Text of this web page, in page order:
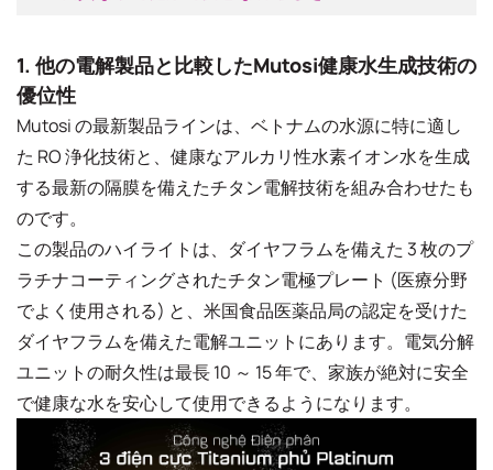
1. 他の電解製品と比較したMutosi健康水生成技術の
優位性
Mutosi の最新製品ラインは、ベトナムの水源に特に適し
た RO 浄化技術と、健康なアルカリ性水素イオン水を生成
する最新の隔膜を備えたチタン電解技術を組み合わせたも
のです。
この製品のハイライトは、ダイヤフラムを備えた 3 枚のプ
ラチナコーティングされたチタン電極プレート (医療分野
でよく使用される) と、米国食品医薬品局の認定を受けた
ダイヤフラムを備えた電解ユニットにあります。電気分解
ユニットの耐久性は最長 10 ～ 15 年で、家族が絶対に安全
で健康な水を安心して使用できるようになります。